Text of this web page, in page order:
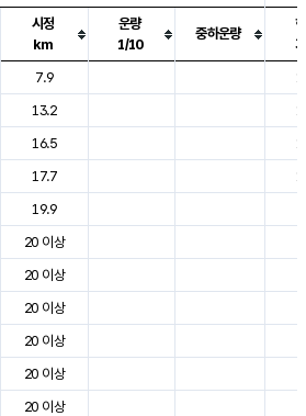
날씨, 기온, 강수, 바람, 기압등을 안내한 표입
시정
km
운량
1/10
중하운량
7.9
13.2
16.5
17.7
19.9
20 이상
20 이상
20 이상
20 이상
20 이상
20 이상